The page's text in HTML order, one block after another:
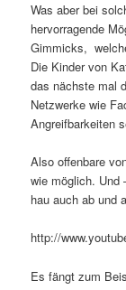
Was aber bei
hervorragende
Gimmicks,
Die Kinder von
das nächste mal
Netzwerke wie
Angreifbarkeiten
Also offenbare
wie möglich. Und
hau auch ab und
http://
Es fängt zum